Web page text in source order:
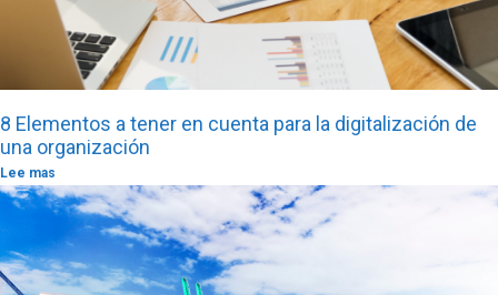
8 Elementos a tener en cuenta para la digitalización de
una organización
Lee mas